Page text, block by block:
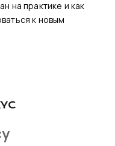
на практике и как
к новым